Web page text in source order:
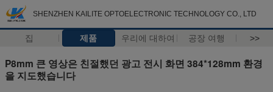
SHENZHEN KAILITE OPTOELECTRONIC TECHNOLOGY CO., LTD
집 제품 우리에 대하여 공장 여행 >>
P8mm 큰 영상은 친절했던 광고 전시 화면 384*128mm 환경
을 지도했습니다